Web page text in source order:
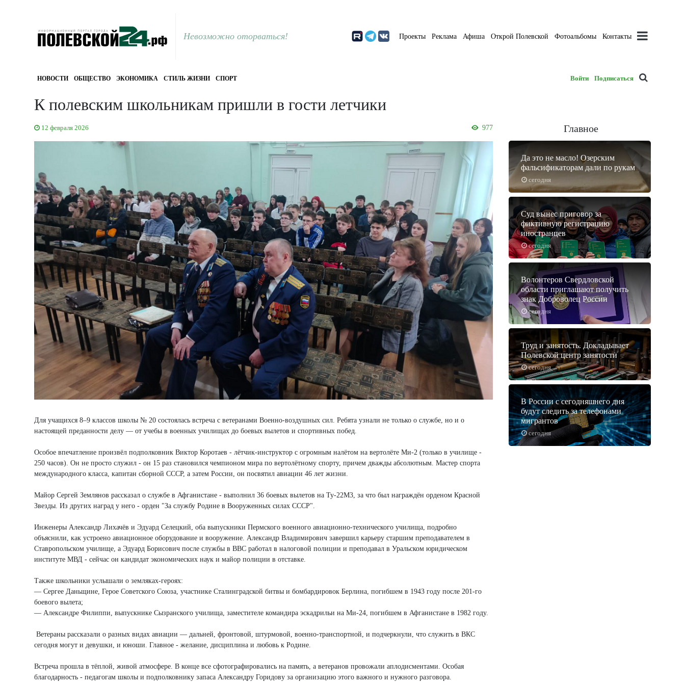
Невозможно оторваться! Проекты Реклама Афиша Открой Полевской Фотоальбомы Контакты
НОВОСТИ ОБЩЕСТВО ЭКОНОМИКА СТИЛЬ ЖИЗНИ СПОРТ Войти Подписаться
К полевским школьникам пришли в гости летчики
12 февраля 2026 977
Для учащихся 8–9 классов школы № 20 состоялась встреча с ветеранами Военно-воздушных сил. Ребята узнали не только о службе, но и о
настоящей преданности делу — от учебы в военных училищах до боевых вылетов и спортивных побед.
Особое впечатление произвёл подполковник Виктор Коротаев - лётчик-инструктор с огромным налётом на вертолёте Ми-2 (только в училище -
250 часов). Он не просто служил - он 15 раз становился чемпионом мира по вертолётному спорту, причем дважды абсолютным. Мастер спорта
международного класса, капитан сборной СССР, а затем России, он посвятил авиации 46 лет жизни.
Майор Сергей Землянов рассказал о службе в Афганистане - выполнил 36 боевых вылетов на Ту-22М3, за что был награждён орденом Красной
Звезды. Из других наград у него - орден "За службу Родине в Вооруженных силах СССР".
Инженеры Александр Лихачёв и Эдуард Селецкий, оба выпускники Пермского военного авиационно-технического училища, подробно
объяснили, как устроено авиационное оборудование и вооружение. Александр Владимирович завершил карьеру старшим преподавателем в
Ставропольском училище, а Эдуард Борисович после службы в ВВС работал в налоговой полиции и преподавал в Уральском юридическом
институте МВД - сейчас он кандидат экономических наук и майор полиции в отставке.
Также школьники услышали о земляках-героях:
— Сергее Даньщине, Герое Советского Союза, участнике Сталинградской битвы и бомбардировок Берлина, погибшем в 1943 году после 201-го
боевого вылета;
— Александре Филиппи, выпускнике Сызранского училища, заместителе командира эскадрильи на Ми-24, погибшем в Афганистане в 1982 году.
Ветераны рассказали о разных видах авиации — дальней, фронтовой, штурмовой, военно-транспортной, и подчеркнули, что служить в ВКС
сегодня могут и девушки, и юноши. Главное - желание, дисциплина и любовь к Родине.
Встреча прошла в тёплой, живой атмосфере. В конце все сфотографировались на память, а ветеранов провожали аплодисментами. Особая
благодарность - педагогам школы и подполковнику запаса Александру Горидову за организацию этого важного и нужного разговора.
Главное
сегодня
Да это не масло! Озерским
фальсификаторам дали по рукам
сегодня
Суд вынес приговор за
фиктивную регистрацию
иностранцев
сегодня
Волонтеров Свердловской
области приглашают получить
знак Доброволец России
сегодня
Труд и занятость. Докладывает
Полевской центр занятости
сегодня
В России с сегодняшнего дня
будут следить за телефонами
мигрантов